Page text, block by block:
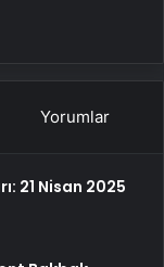
Yorumlar
21 Nisan 2025